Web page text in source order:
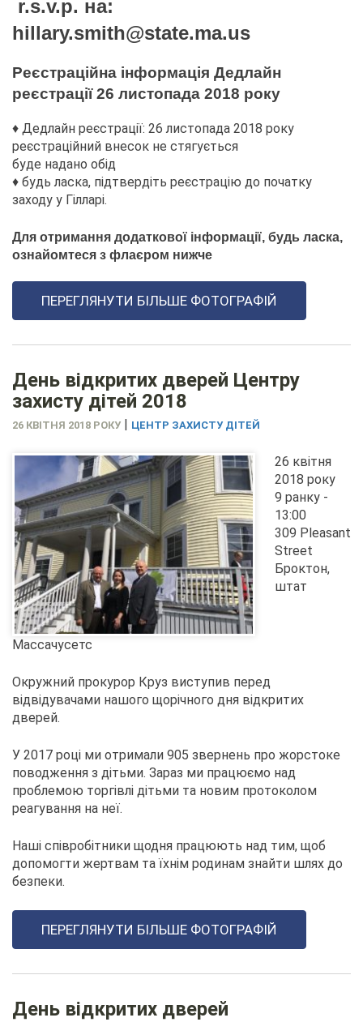
r.s.v.p. на:
hillary.smith@state.ma.us
Реєстраційна інформація Дедлайн
реєстрації 26 листопада 2018 року
♦ Дедлайн реєстрації: 26 листопада 2018 року
реєстраційний внесок не стягується
буде надано обід
♦ будь ласка, підтвердіть реєстрацію до початку
заходу у Гілларі.
Для отримання додаткової інформації, будь ласка,
ознайомтеся з флаєром нижче
ПЕРЕГЛЯНУТИ БІЛЬШЕ ФОТОГРАФІЙ
День відкритих дверей Центру
захисту дітей 2018
26 КВІТНЯ 2018 РОКУ | ЦЕНТР ЗАХИСТУ ДІТЕЙ
26 квітня
2018 року
9 ранку -
13:00
309 Pleasant
Street
Броктон,
штат
Массачусетс
Окружний прокурор Круз виступив перед
відвідувачами нашого щорічного дня відкритих
дверей.
У 2017 році ми отримали 905 звернень про жорстоке
поводження з дітьми. Зараз ми працюємо над
проблемою торгівлі дітьми та новим протоколом
реагування на неї.
Наші співробітники щодня працюють над тим, щоб
допомогти жертвам та їхнім родинам знайти шлях до
безпеки.
ПЕРЕГЛЯНУТИ БІЛЬШЕ ФОТОГРАФІЙ
День відкритих дверей